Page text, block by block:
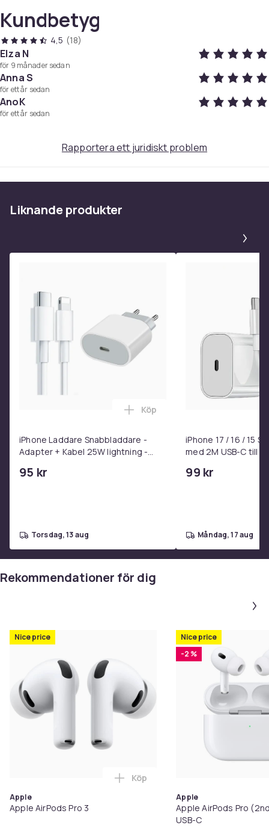
Typ av hörlurar
Binaural
Uppspelningstid
6
Artikel.nr.
8a0dcd2a-5413-493f-b319-179f253ce7cd
Kundbetyg
4,5 (18)
Elza N
för 9 månader sedan
Anna S
för ett år sedan
AnoK
för ett år sedan
Rapportera ett juridiskt problem
Liknande produkter
iPhone Laddare Snabbladdare -
Adapter + Kabel 25W lightning -
95 kr
Lägg till iPhone Laddare
Köp
torsdag, 13 aug
iPhone 17 / 16 / 15
med 2M USB-C till
99 kr
måndag, 17 aug
Rekommendationer för dig
Nice price
Apple
Apple AirPods Pro 3
Lägg till Apple AirPods Pro 3 i
Köp
Nice price
-2 %
Apple
Apple AirPods Pro
USB-C